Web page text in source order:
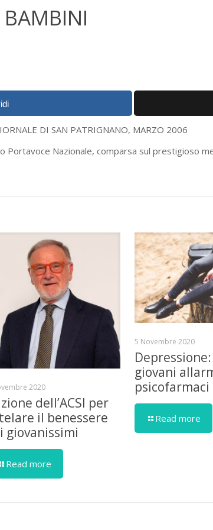
MARZO 2006
Nazionale, comparsa sul prestigioso
2020
dell’ACSI per
il benessere
giovanissimi
Read more
5 Novembre 2020
giovani
psicofarmaci
Read more